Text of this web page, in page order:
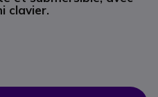
clavier.